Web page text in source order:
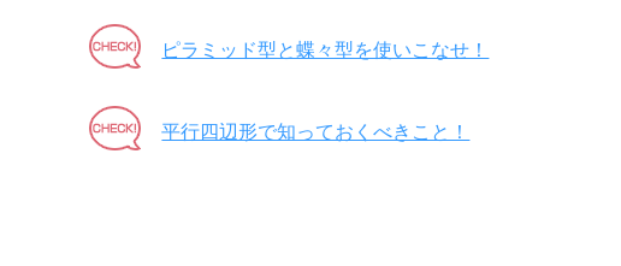
ピラミッド型と蝶々型を使いこなせ！
平行四辺形で知っておくべきこと！